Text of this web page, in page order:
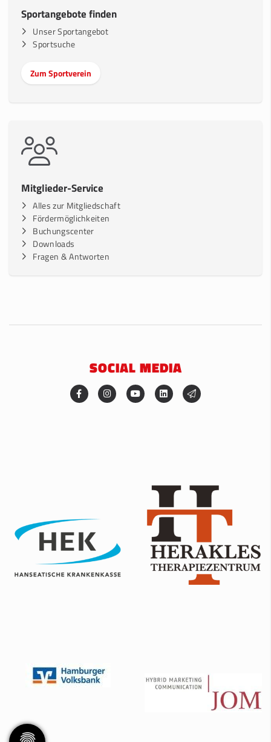
Sportangebote finden
Unser Sportangebot
Sportsuche
Zum Sportverein
Mitglieder-Service
Alles zur Mitgliedschaft
Fördermöglichkeiten
Buchungscenter
Downloads
Fragen & Antworten
SOCIAL MEDIA